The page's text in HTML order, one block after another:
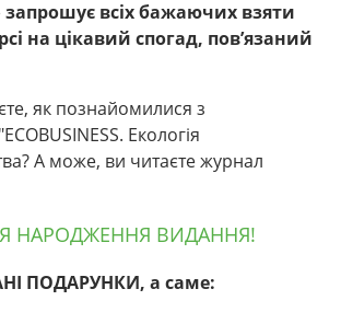
запрошує всіх бажаючих взяти
на цікавий спогад, пов’язаний
як познайомилися з
Екологія
А може, ви читаєте журнал
НАРОДЖЕННЯ ВИДАННЯ!
ПОДАРУНКИ, а саме: